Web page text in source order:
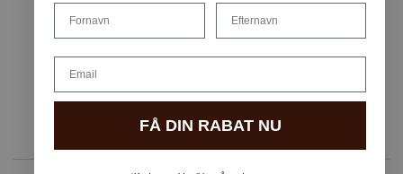
Fornavn Efternavn
Email
FÅ DIN RABAT NU